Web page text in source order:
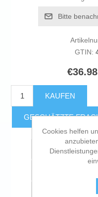
Bitte
GTIN:
KAUFEN
GESCHÄTZTE
Zur
Cookies helfen